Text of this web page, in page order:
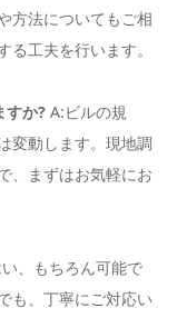
方法についてもご相
工夫を行います。
すか? A:ビルの規
変動します。現地調
、まずはお気軽にお
、もちろん可能で
も、丁寧にご対応い